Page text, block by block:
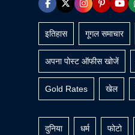
इतिहास गूगल समाचार
अपना पोस्ट ऑफीस खोजें
Gold Rates खेल
दुनिया धर्म फोटो